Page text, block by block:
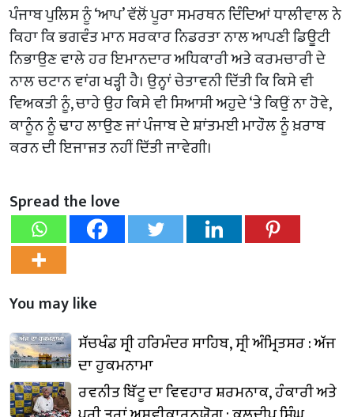
ਪੰਜਾਬ ਪੁਲਿਸ ਨੂੰ ‘ਆਪ’ ਵੱਲੋਂ ਪੂਰਾ ਸਮਰਥਨ ਦਿੰਦਿਆਂ ਧਾਲੀਵਾਲ ਨੇ
ਕਿਹਾ ਕਿ ਭਗਵੰਤ ਮਾਨ ਸਰਕਾਰ ਨਿਡਰਤਾ ਨਾਲ ਆਪਣੀ ਡਿਊਟੀ
ਨਿਭਾਉਣ ਵਾਲੇ ਹਰ ਇਮਾਨਦਾਰ ਅਧਿਕਾਰੀ ਅਤੇ ਕਰਮਚਾਰੀ ਦੇ
ਨਾਲ ਚਟਾਨ ਵਾਂਗ ਖੜ੍ਹੀ ਹੈ। ਉਨ੍ਹਾਂ ਚੇਤਾਵਨੀ ਦਿੱਤੀ ਕਿ ਕਿਸੇ ਵੀ
ਵਿਅਕਤੀ ਨੂੰ, ਚਾਹੇ ਉਹ ਕਿਸੇ ਵੀ ਸਿਆਸੀ ਅਹੁਦੇ ‘ਤੇ ਕਿਉਂ ਨਾ ਹੋਵੇ,
ਕਾਨੂੰਨ ਨੂੰ ਢਾਹ ਲਾਉਣ ਜਾਂ ਪੰਜਾਬ ਦੇ ਸ਼ਾਂਤਮਈ ਮਾਹੌਲ ਨੂੰ ਖ਼ਰਾਬ
ਕਰਨ ਦੀ ਇਜਾਜ਼ਤ ਨਹੀਂ ਦਿੱਤੀ ਜਾਵੇਗੀ।
Spread the love
You may like
ਸੱਚਖੰਡ ਸ੍ਰੀ ਹਰਿਮੰਦਰ ਸਾਹਿਬ, ਸ੍ਰੀ ਅੰਮ੍ਰਿਤਸਰ : ਅੱਜ
ਦਾ ਹੁਕਮਨਾਮਾ
ਰਵਨੀਤ ਬਿੱਟੂ ਦਾ ਵਿਵਹਾਰ ਸ਼ਰਮਨਾਕ, ਹੰਕਾਰੀ ਅਤੇ